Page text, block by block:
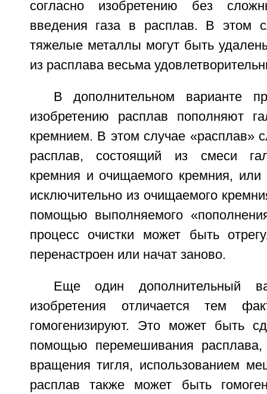
согласно изобретению без
введения газа в расплав. В этом
тяжелые металлы могут быть
из расплава весьма
В дополнительном варианте
изобретению расплав пополняют
кремнием. В этом случае «расплав»
расплав, состоящий из смеси
кремния и очищаемого кремния, или
исключительно из очищаемого
помощью выполняемого
процесс очистки может быть
перенастроен или начат заново.
Еще один дополнительный
изобретения отличается тем
гомогенизируют. Это может быть
помощью перемешивания расплава,
вращения тигля, использованием
расплав также может быть